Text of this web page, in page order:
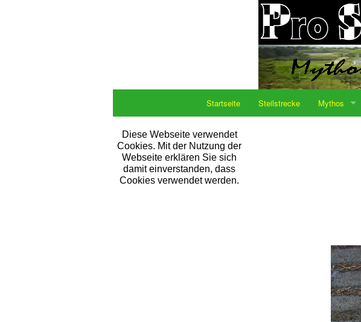
Startseite Steilstrecke Mythos
Diese Webseite verwendet
Cookies. Mit der Nutzung der
Webseite erklären Sie sich
damit einverstanden, dass
Cookies verwendet werden.